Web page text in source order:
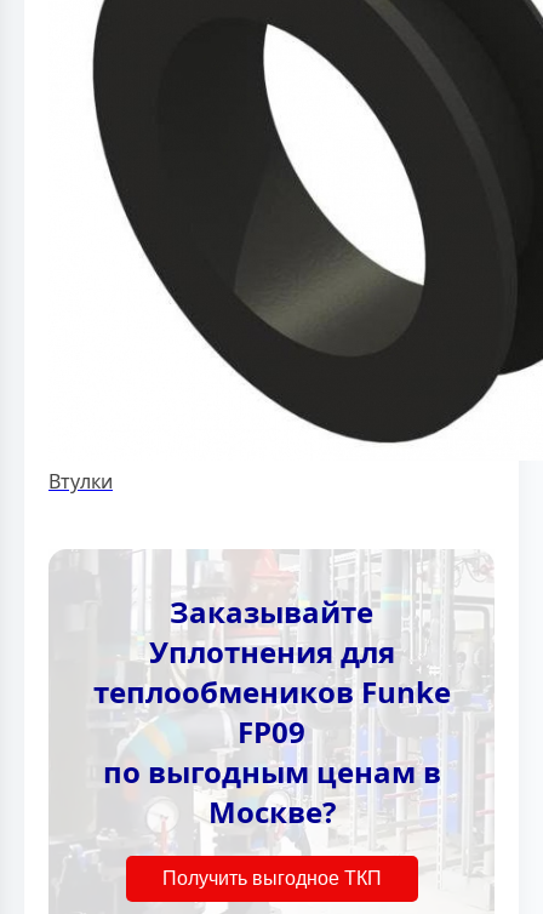
Втулки
Заказывайте
Уплотнения для
теплообмеников Funke
FP09
по выгодным ценам в
Москве?
Получить выгодное ТКП